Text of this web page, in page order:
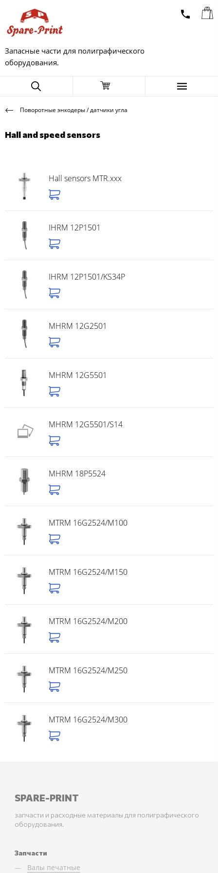
Запасные части для полиграфического
оборудования.
Поворотные энкодеры / датчики угла
Hall and speed sensors
Hall sensors MTR.xxx
IHRM 12P1501
IHRM 12P1501/KS34P
MHRM 12G2501
MHRM 12G5501
MHRM 12G5501/S14
MHRM 18P5524
MTRM 16G2524/M100
MTRM 16G2524/M150
MTRM 16G2524/M200
MTRM 16G2524/M250
MTRM 16G2524/M300
SPARE-PRINT
запчасти и расходные материалы для полиграфического
оборудования.
Запчасти
Валы печатные